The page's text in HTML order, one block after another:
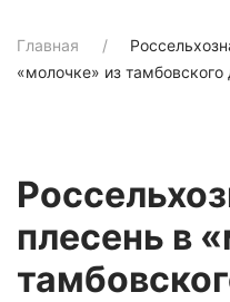
Главная
«молочке» из тамбовского
плесень в